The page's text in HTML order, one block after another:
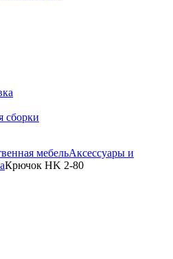
сборки
мебельАксессуары и
Крючок HK 2-80